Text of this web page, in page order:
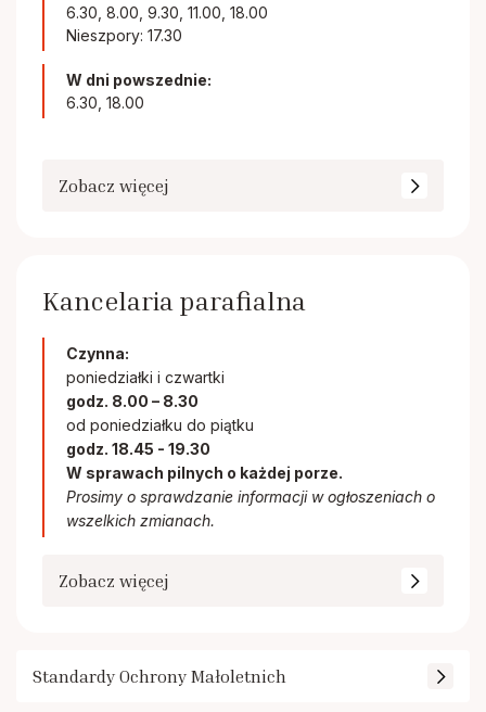
6.30, 8.00, 9.30, 11.00, 18.00
Nieszpory: 17.30
W dni powszednie:
6.30, 18.00
Zobacz więcej
Kancelaria parafialna
Czynna:
poniedziałki i czwartki
godz. 8.00 – 8.30
od poniedziałku do piątku
godz. 18.45 - 19.30
W sprawach pilnych o każdej porze.
Prosimy o sprawdzanie informacji w ogłoszeniach o
wszelkich zmianach.
Zobacz więcej
Standardy Ochrony Małoletnich